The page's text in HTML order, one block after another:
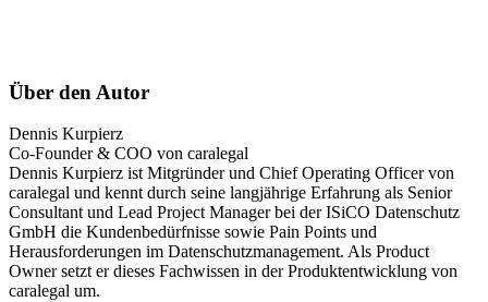
Über den Autor
Dennis Kurpierz
Co-Founder & COO von caralegal
Dennis Kurpierz ist Mitgründer und Chief Operating Officer von
caralegal und kennt durch seine langjährige Erfahrung als Senior
Consultant und Lead Project Manager bei der ISiCO Datenschutz
GmbH die Kundenbedürfnisse sowie Pain Points und
Herausforderungen im Datenschutzmanagement. Als Product
Owner setzt er dieses Fachwissen in der Produktentwicklung von
caralegal um.